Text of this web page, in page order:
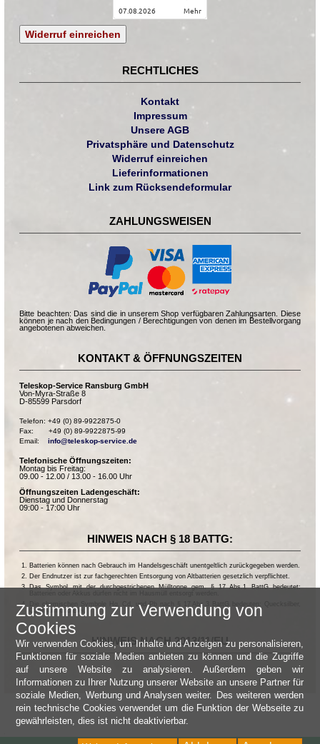
07.08.2026 mehr
Widerruf einreichen
RECHTLICHES
Kontakt
Impressum
Unsere AGB
Privatsphäre und Datenschutz
Widerruf einreichen
Lieferinformationen
Link zum Rücksendeformular
ZAHLUNGSWEISEN
Bitte beachten: Das sind die in unserem Shop verfügbaren Zahlungsarten. Diese
können je nach den Bedingungen / Berechtigungen von denen im Bestellvorgang
angebotenen abweichen.
KONTAKT & ÖFFNUNGSZEITEN
Teleskop-Service Ransburg GmbH
Von-Myra-Straße 8
D-85599 Parsdorf
Telefon: +49 (0) 89-9922875-0
Fax:       +49 (0) 89-9922875-99
Email: info@teleskop-service.de
Telefonische Öffnungszeiten:
Montag bis Freitag:
09.00 - 12.00 / 13.00 - 16.00 Uhr
Öffnungszeiten Ladengeschäft:
Dienstag und Donnerstag
09:00 - 17:00 Uhr
HINWEIS NACH § 18 BATTG:
Batterien können nach Gebrauch im Handelsgeschäft unentgeltlich zurückgegeben werden.
Der Endnutzer ist zur fachgerechten Entsorgung von Altbatterien gesetzlich verpflichtet.
Das Symbol mit der durchgestrichenen Mülltonne gem. § 17 Abs.1 BattG bedeutet:
Die chemischen Symbole Hg, Cd, und Pb nach § 17 Abs.3 BattG bedeuten: Quecksilber,
Cadmium und Blei.
HINWEIS NACH 2013/11/EU
Zustimmung zur Verwendung von
Cookies
Wir verwenden Cookies, um Inhalte und Anzeigen zu personalisieren,
Funktionen für soziale Medien anbieten zu können und die Zugriffe
auf unsere Website zu analysieren. Außerdem geben wir
Informationen zu Ihrer Nutzung unserer Website an unsere Partner für
soziale Medien, Werbung und Analysen weiter. Des weiteren werden
rein technische Cookies verwendet um die Funktion der Webseite zu
gewährleisten, dies ist nicht deaktivierbar.